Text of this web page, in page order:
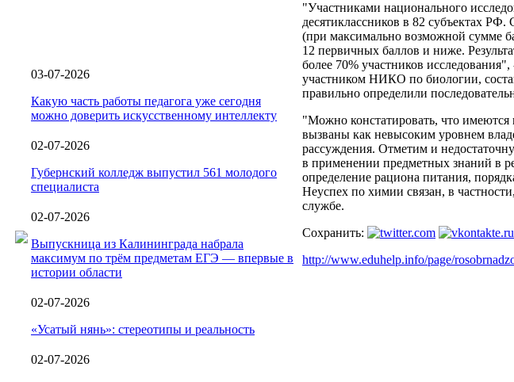
03-07-2026
Какую часть работы педагога уже сегодня
можно доверить искусственному интеллекту
02-07-2026
Губернский колледж выпустил 561 молодого
специалиста
02-07-2026
Выпускница из Калининграда набрала
максимум по трём предметам ЕГЭ — впервые в
истории области
02-07-2026
«Усатый нянь»: стереотипы и реальность
02-07-2026
"Участниками национального
десятиклассников в 82 субъектах
(при максимально возможной сумме
12 первичных баллов и ниже.
более 70% участников
участником НИКО по биологии,
правильно определили
"Можно констатировать, что
вызваны как невысоким уровнем
рассуждения. Отметим и
в применении предметных знаний в
определение рациона питания,
Неуспех по химии связан, в
службе.
Сохранить:
http://www.eduhelp.info/page/